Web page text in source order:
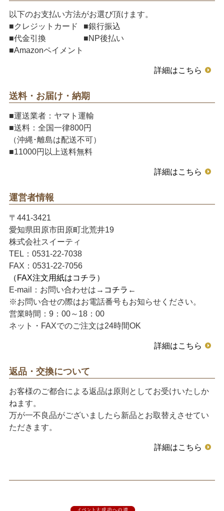
以下のお支払い方法がお選び頂けます。
■クレジットカード
■銀行振込
■代金引換
■NP後払い
■Amazonペイメント
詳細はこちら
送料・お届け・納期
■運送業者：ヤマト運輸
■送料：全国一律800円
（沖縄･離島は配送不可）
■11000円以上送料無料
詳細はこちら
運営者情報
〒441-3421
愛知県田原市田原町北荒井19
株式会社スイーティ
TEL：0531-22-7038
FAX：0531-22-7056
（FAX注文用紙はコチラ）
E-mail：お問い合わせは→ コチラ ←
※お問い合せの際はお電話番号もお知らせください。
営業時間：9：00～18：00
ネット・FAXでのご注文は24時間OK
詳細はこちら
返品・交換について
お客様のご都合による返品は原則としてお受けいたしか
ねます。
万が一不良品がございましたら新品とお取替えさせてい
ただきます。
詳細はこちら